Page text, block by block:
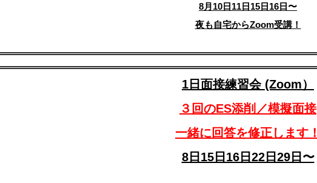
8月10日11日15日16日〜
夜も自宅からZoom受講！
1日面接練習会 (Zoom）
３回のES添削／模擬面接
一緒に回答を修正します！
8日15日16日22日29日〜